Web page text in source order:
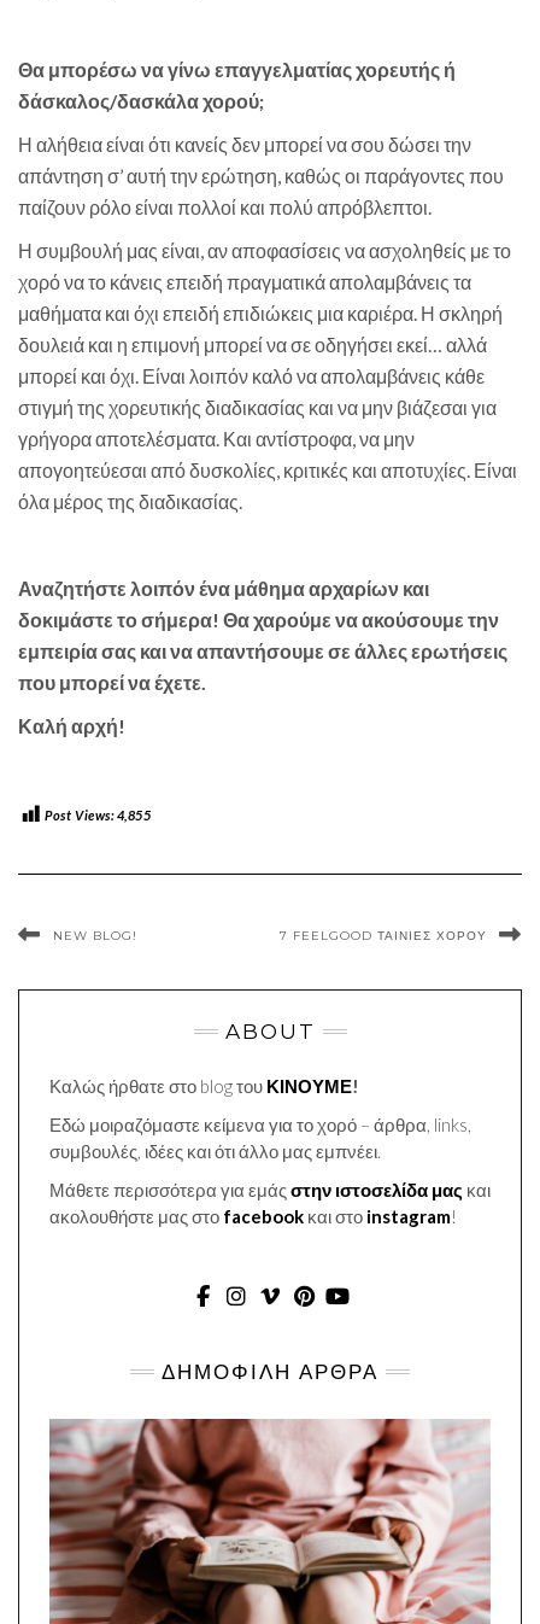
Θα μπορέσω να γίνω επαγγελματίας χορευτής ή
δάσκαλος/δασκάλα χορού;
Η αλήθεια είναι ότι κανείς δεν μπορεί να σου δώσει την
απάντηση σ’ αυτή την ερώτηση, καθώς οι παράγοντες που
παίζουν ρόλο είναι πολλοί και πολύ απρόβλεπτοι.
Η συμβουλή μας είναι, αν αποφασίσεις να ασχοληθείς με το
χορό να το κάνεις επειδή πραγματικά απολαμβάνεις τα
μαθήματα και όχι επειδή επιδιώκεις μια καριέρα. Η σκληρή
δουλειά και η επιμονή μπορεί να σε οδηγήσει εκεί… αλλά
μπορεί και όχι. Είναι λοιπόν καλό να απολαμβάνεις κάθε
στιγμή της χορευτικής διαδικασίας και να μην βιάζεσαι για
γρήγορα αποτελέσματα. Και αντίστροφα, να μην
απογοητεύεσαι από δυσκολίες, κριτικές και αποτυχίες. Είναι
όλα μέρος της διαδικασίας.
Αναζητήστε λοιπόν ένα μάθημα αρχαρίων και
δοκιμάστε το σήμερα! Θα χαρούμε να ακούσουμε την
εμπειρία σας και να απαντήσουμε σε άλλες ερωτήσεις
που μπορεί να έχετε.
Καλή αρχή!
Post Views:4,855
NEW BLOG! 7 FEELGOOD ΤΑΙΝΊΕΣ ΧΟΡΟΎ
ABOUT
Καλώς ήρθατε στο blog του ΚΙΝΟΥΜΕ!
Εδώ μοιραζόμαστε κείμενα για το χορό – άρθρα, links,
συμβουλές, ιδέες και ότι άλλο μας εμπνέει.
Μάθετε περισσότερα για εμάςστην ιστοσελίδα μας και
ακολουθήστε μας στο facebook και στο instagram!
ΔΗΜΟΦΙΛΗ ΑΡΘΡΑ